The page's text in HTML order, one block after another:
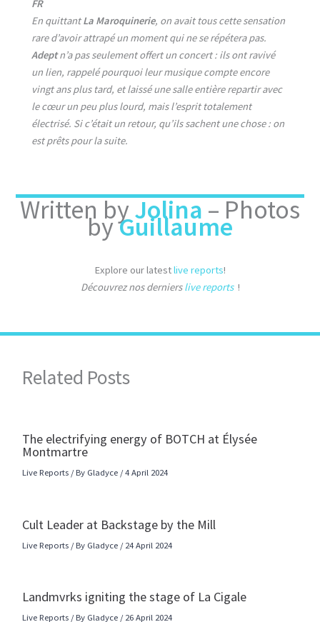
FR
En quittantLa Maroquinerie, on avait tous cette sensation
rare d’avoir attrapé un moment qui ne se répétera pas.
Adeptn’a pas seulement offert un concert : ils ont ravivé
un lien, rappelé pourquoi leur musique compte encore
vingt ans plus tard, et laissé une salle entière repartir avec
le cœur un peu plus lourd, mais l’esprit totalement
électrisé. Si c’était un retour, qu’ils sachent une chose : on
est prêts pour la suite.
Written byJolina – Photos
byGuillaume
Explore our latestlive reports!
Découvrez nos dernierslive reports !
Related Posts
The electrifying energy of BOTCH at Élysée
Montmartre
Live Reports / By Gladyce /4 April 2024
Cult Leader at Backstage by the Mill
Live Reports / By Gladyce /24 April 2024
Landmvrks igniting the stage of La Cigale
Live Reports / By Gladyce /26 April 2024